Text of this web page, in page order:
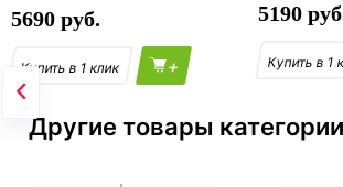
5690
+
5190
Другие товары